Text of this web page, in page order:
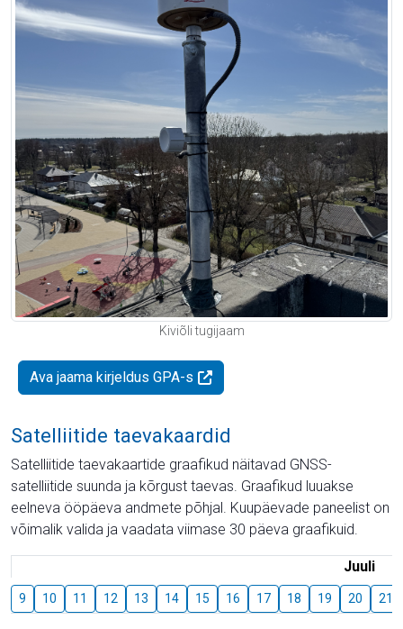
Kiviõli tugijaam
Ava jaama kirjeldus GPA-s
Satelliitide taevakaardid
Satelliitide taevakaartide graafikud näitavad GNSS-
satelliitide suunda ja kõrgust taevas. Graafikud luuakse
eelneva ööpäeva andmete põhjal. Kuupäevade paneelist on
võimalik valida ja vaadata viimase 30 päeva graafikuid.
Juuli
9 10 11 12 13 14 15 16 17 18 19 20 21